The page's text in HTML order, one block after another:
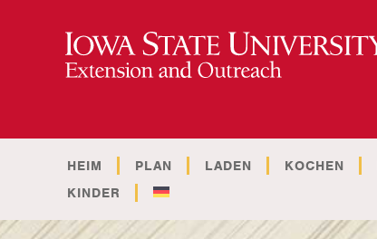
HEIM PLAN LADEN KOCHEN
KINDER